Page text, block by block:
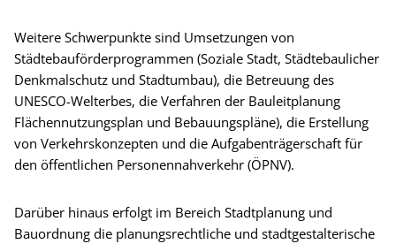
Weitere Schwerpunkte sind Umsetzungen von
Städtebauförderprogrammen (Soziale Stadt, Städtebaulicher
Denkmalschutz und Stadtumbau), die Betreuung des
UNESCO-Welterbes, die Verfahren der Bauleitplanung
Flächennutzungsplan und Bebauungspläne), die Erstellung
von Verkehrskonzepten und die Aufgabenträgerschaft für
den öffentlichen Personennahverkehr (ÖPNV).
Darüber hinaus erfolgt im Bereich Stadtplanung und
Bauordnung die planungsrechtliche und stadtgestalterische